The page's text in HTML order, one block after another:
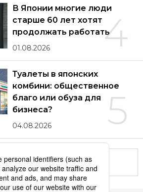
4
В Японии многие люди
старше 60 лет хотят
продолжать работать
01.08.2026
5
Туалеты в японских
комбини: общественное
благо или обуза для
бизнеса?
04.08.2026
статьи по теме